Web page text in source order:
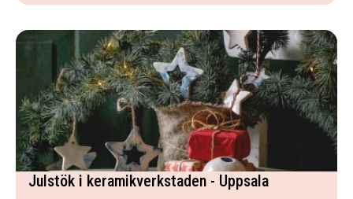
Julstök i keramikverkstaden - Uppsala